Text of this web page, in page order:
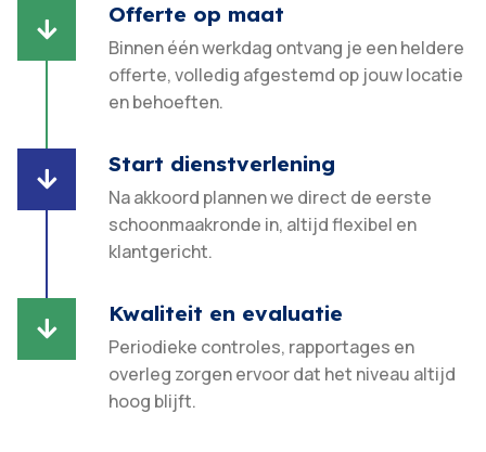

Offerte op maat
Binnen één werkdag ontvang je een heldere
offerte, volledig afgestemd op jouw locatie
en behoeften.​

Start dienstverlening
Na akkoord plannen we direct de eerste
schoonmaakronde in, altijd flexibel en
klantgericht.​

Kwaliteit en evaluatie
Periodieke controles, rapportages en
overleg zorgen ervoor dat het niveau altijd
hoog blijft.​